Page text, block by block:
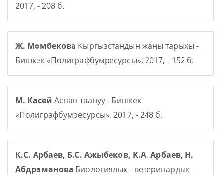
2017, - 208 б.
Ж. Момбекова Кыргызстандын жаңы тарыхы -
Бишкек «Полиграфбумресурсы», 2017, - 152 б.
М. Касей Аспап таануу - Бишкек
«Полиграфбумресурсы», 2017, - 248 б.
К.С. Арбаев, Б.С. Ажыбеков, К.А. Арбаев, Н.
Абдраманова Биологиялык - ветеринардык